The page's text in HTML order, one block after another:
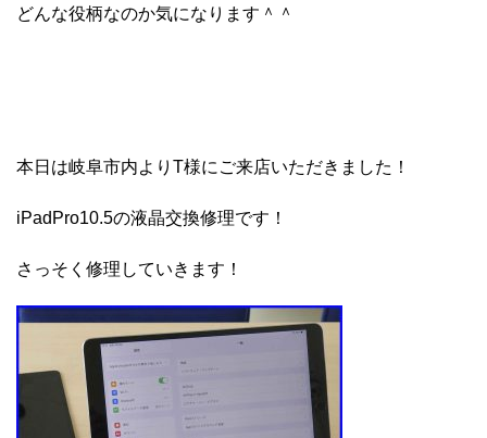
どんな役柄なのか気になります＾＾
本日は岐阜市内よりT様にご来店いただきました！
iPadPro10.5の液晶交換修理です！
さっそく修理していきます！